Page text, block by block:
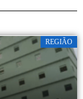
REGIÃO